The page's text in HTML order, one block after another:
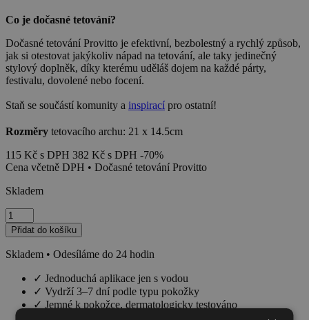
Co je dočasné tetování?
Dočasné tetování Provitto je efektivní, bezbolestný a rychlý způsob,
jak si otestovat jakýkoliv nápad na tetování, ale taky jedinečný
stylový doplněk, díky kterému uděláš dojem na každé párty,
festivalu, dovolené nebo focení.
Staň se součástí komunity a inspirací pro ostatní!
Rozměry tetovacího archu: 21 x 14.5cm
115 Kč s DPH 382 Kč s DPH -70%
Cena včetně DPH • Dočasné tetování Provitto
Skladem
Blue
Eyes
Cheetah
množství
Přidat do košíku
Skladem • Odesíláme do 24 hodin
✓ Jednoduchá aplikace jen s vodou
✓ Vydrží 3–7 dní podle typu pokožky
✓ Jemné k pokožce, dermatologicky testováno